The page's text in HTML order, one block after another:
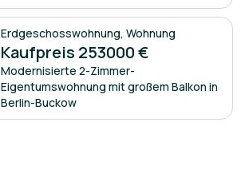
Erdgeschosswohnung,Wohnung
Kaufpreis 253000 €
Modernisierte 2-Zimmer-
Eigentumswohnung mit großem Balkon in
Berlin-Buckow